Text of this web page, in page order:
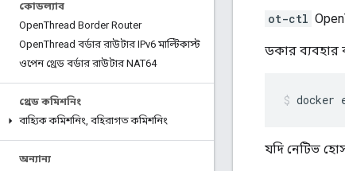
কোডল্যাব
OpenThread Border Router
OpenThread বর্ডার রাউটার IPv6 মাল্টিকাস্ট
ওপেন থ্রেড বর্ডার রাউটার NAT64
থ্রেড কমিশনিং
বাহ্যিক কমিশনিং, বহিরাগত কমিশনিং
অন্যান্য
ot-ctl
ডকার ব্যবহার
যদি নেটিভ